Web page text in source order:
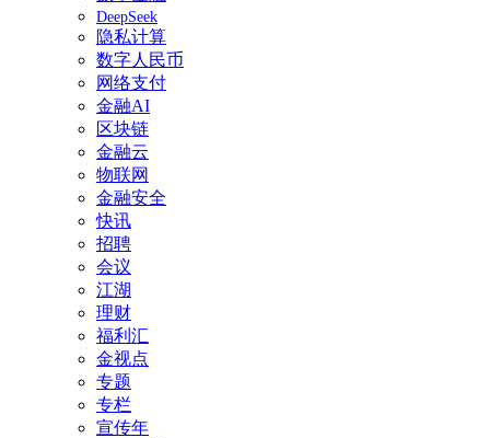
DeepSeek
隐私计算
数字人民币
网络支付
金融AI
区块链
金融云
物联网
金融安全
快讯
招聘
会议
江湖
理财
福利汇
金视点
专题
专栏
宣传年